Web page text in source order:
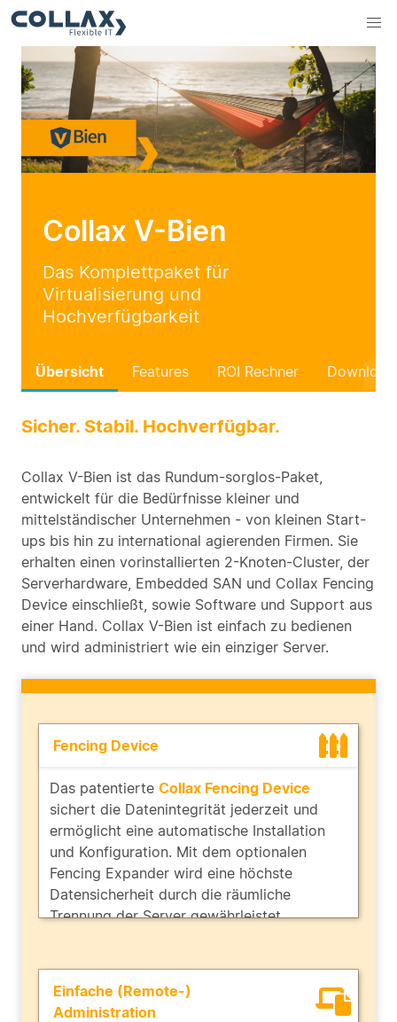
Collax V-Bien
Das Komplettpaket für
Virtualisierung und
Hochverfügbarkeit
Übersicht Features ROI Rechner
Sicher. Stabil. Hochverfügbar.
Collax V-Bien ist das Rundum-sorglos-Paket,
entwickelt für die Bedürfnisse kleiner und
mittelständischer Unternehmen - von kleinen Start-
ups bis hin zu international agierenden Firmen. Sie
erhalten einen vorinstallierten 2-Knoten-Cluster, der
Serverhardware, Embedded SAN und Collax Fencing
Device einschließt, sowie Software und Support aus
einer Hand. Collax V-Bien ist einfach zu bedienen
und wird administriert wie ein einziger Server.
Fencing Device
Das patentierte Collax Fencing Device
sichert die Datenintegrität jederzeit und
ermöglicht eine automatische Installation
und Konfiguration. Mit dem optionalen
Fencing Expander wird eine höchste
Datensicherheit durch die räumliche
Trennung der Server gewährleistet.
Einfache (Remote-)
Administration